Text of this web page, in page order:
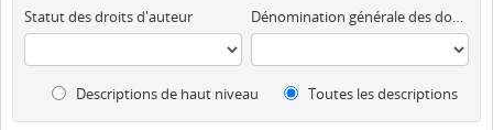
Statut des droits d'auteur Dénomination générale des documents
Descriptions de haut niveau Toutes les descriptions